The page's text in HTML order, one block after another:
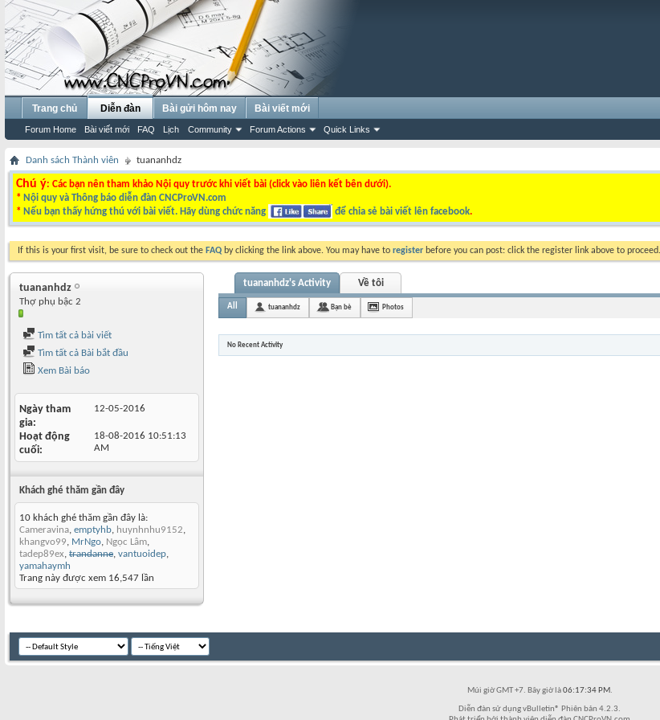
Trang chủ Diễn đàn
Forum Home Bài viết mới FAQ Lịch Community Forum Actions Quick Links
Bài gửi hôm nay Bài viết mới
Danh sách Thành viên tuananhdz
Chú ý: Các bạn nên tham khảo Nội quy trước khi viết bài (click vào liên kết bên dưới).
* Nội quy và Thông báo diễn đàn CNCProVN.com
* Nếu bạn thấy hứng thú với bài viết. Hãy dùng chức năng để chia sẻ bài viết lên facebook.
If this is your first visit, be sure to check out the FAQ by clicking the link above. You may have to register before you can post: click the register link above to
tuananhdz
Thợ phụ bậc 2
Tìm tất cả bài viết
Tìm tất cả Bài bắt đầu
Xem Bài báo
Ngày tham
gia
12-05-2016
Hoạt động
cuối
18-08-2016 10:51:13
AM
Khách ghé thăm gần đây
10 khách ghé thăm gần đây là:
Cameravina, emptyhb, huynhnhu9152,
khangvo99, MrNgo, Ngọc Lâm,
tadep89ex, trandanne, vantuoidep,
yamahaymh
Trang này được xem 16,547 lần
tuananhdz's Activity Về tôi
All tuananhdz Bạn bè Photos
No Recent Activity
Múi giờ GMT +7. Bây giờ là06:17:34 PM.
Diễn đàn sử dụng vBulletin® Phiên bản 4.2.3.